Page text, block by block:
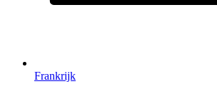
Frankrijk